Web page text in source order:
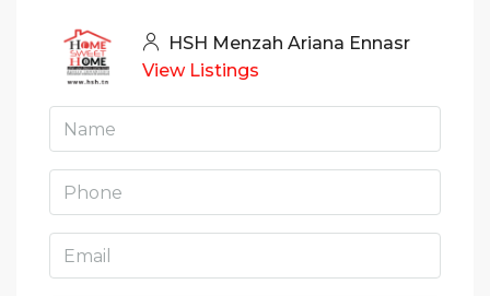
HSH Menzah Ariana Ennasr
View Listings